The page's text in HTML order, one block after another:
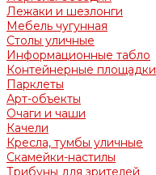
Лежаки и шезлонги
Мебель чугунная
Столы уличные
Информационные табло
Контейнерные площадки
Парклеты
Арт-объекты
Очаги и чаши
Качели
Кресла, тумбы уличные
Скамейки-настилы
Трибуны для зрителей